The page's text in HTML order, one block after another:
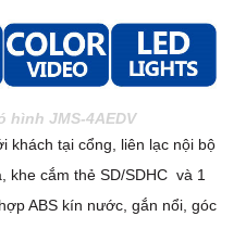
hình JMS-4AEDV
khách tại cổng, liên lạc nội bộ
khe cắm thẻ SD/SDHC và 1
ABS kín nước, gắn nổi, góc